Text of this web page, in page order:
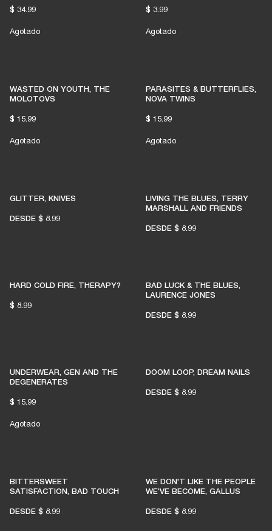
$ 34.99
Agotado
$ 3.99
Agotado
WASTED ON YOUTH, THE
MOLOTOVS
$ 15.99
Agotado
PARASITES & BUTTERFLIES,
NOVA TWINS
$ 15.99
Agotado
GLITTER, KNIVES
DESDE $ 8.99
LIVING THE BLUES, TERRY
MARSHALL AND FRIENDS
DESDE $ 8.99
HARD COLD FIRE, THERAPY?
$ 8.99
BAD LUCK & THE BLUES,
LAURENCE JONES
DESDE $ 8.99
UNDERWEAR, GEN AND THE
DEGENERATES
$ 15.99
Agotado
DOOM LOOP, DREAM NAILS
DESDE $ 8.99
BITTERSWEET
SATISFACTION, BAD TOUCH
DESDE $ 8.99
WE DON'T LIKE THE PEOPLE
WE'VE BECOME, GALLUS
DESDE $ 8.99